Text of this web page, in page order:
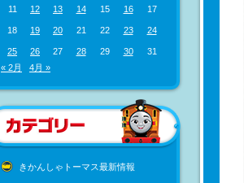
11 12 13 14 15 16 17
18 19 20 21 22 23 24
25 26 27 28 29 30
31
« 2月
4月 »
きかんしゃトーマス最新情報